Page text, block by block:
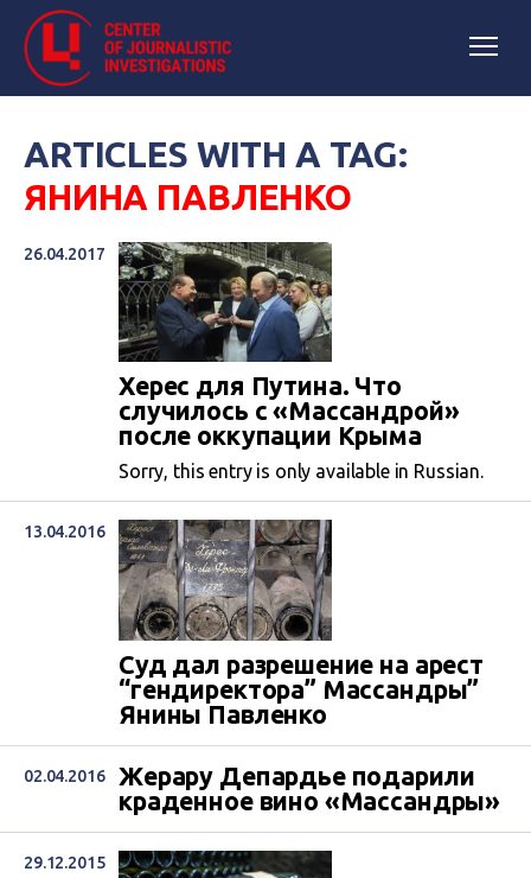
ARTICLES WITH A TAG:
ЯНИНА ПАВЛЕНКО
26.04.2017
Херес для Путина. Что
случилось с «Массандрой»
после оккупации Крыма
Sorry, this entry is only available in Russian.
13.04.2016
Суд дал разрешение на арест
“гендиректора” Массандры”
Янины Павленко
02.04.2016
Жерару Депардье подарили
краденное вино «Массандры»
29.12.2015